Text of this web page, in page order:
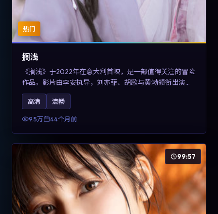
热门
搁浅
《搁浅》于2022年在意大利首映，是一部值得关注的冒险
作品。影片由李安执导，刘亦菲、胡歌与黄渤领衔出演。
剧情用喜剧外壳包裹对现实规则的温和反讽，整体完成度
高，适合希望了解意大利冒险类型创作的观众在线观看。
高清 流畅
9.5万 44个月前
99:57